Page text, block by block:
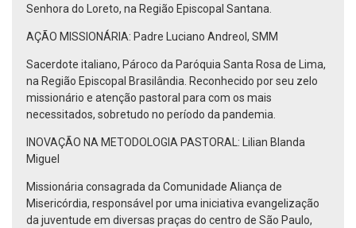
Senhora do Loreto, na Região Episcopal Santana.
AÇÃO MISSIONÁRIA: Padre Luciano Andreol, SMM
Sacerdote italiano, Pároco da Paróquia Santa Rosa de Lima,
na Região Episcopal Brasilândia. Reconhecido por seu zelo
missionário e atenção pastoral para com os mais
necessitados, sobretudo no período da pandemia.
INOVAÇÃO NA METODOLOGIA PASTORAL: Lilian Blanda
Miguel
Missionária consagrada da Comunidade Aliança de
Misericórdia, responsável por uma iniciativa evangelização
da juventude em diversas praças do centro de São Paulo,